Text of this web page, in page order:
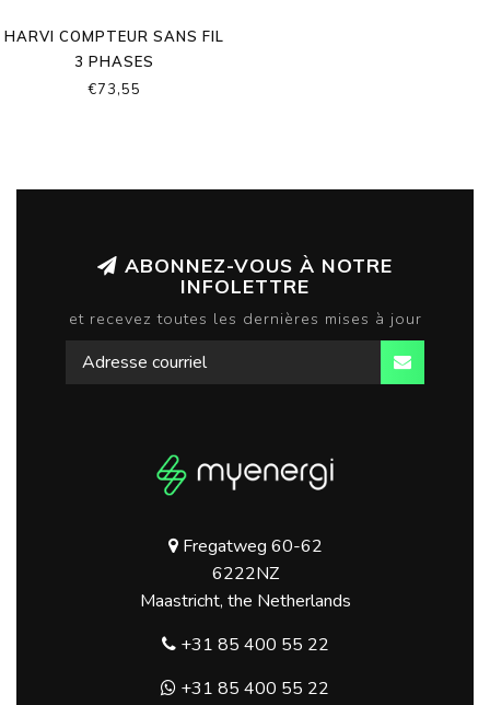
HARVI COMPTEUR SANS FIL
3 PHASES
€73,55
ABONNEZ-VOUS À NOTRE
INFOLETTRE
et recevez toutes les dernières mises à jour
Fregatweg 60-62
6222NZ
Maastricht, the Netherlands
+31 85 400 55 22
+31 85 400 55 22